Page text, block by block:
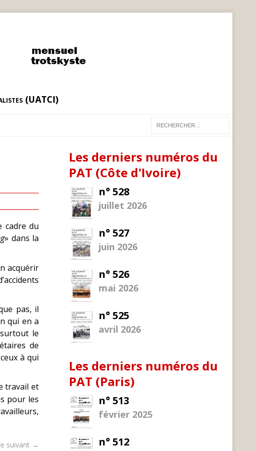
(UATCI)
cadre du
» dans la
acquérir
pas, il
qui en a
le
de
à qui
travail et
pour les
suivant →
Les derniers numéros du
PAT (Côte d'Ivoire)
n° 528
juillet 2026
n° 527
juin 2026
n° 526
mai 2026
n° 525
avril 2026
Les derniers numéros du
PAT (Paris)
n° 513
février 2025
n° 512